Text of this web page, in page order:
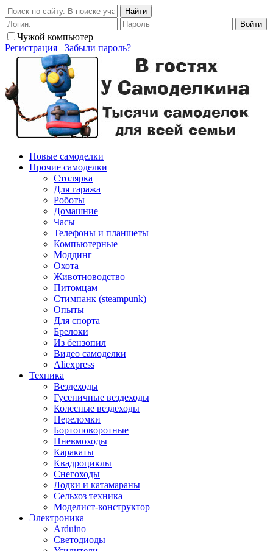
Найти
Войти
Чужой компьютер
Регистрация
Забыли пароль?
Новые самоделки
Прочие самоделки
Столярка
Для гаража
Роботы
Домашние
Часы
Телефоны и планшеты
Компьютерные
Моддинг
Охота
Животноводство
Питомцам
Стимпанк (steampunk)
Опыты
Для спорта
Брелоки
Из бензопил
Видео самоделки
Aliexpress
Техника
Вездеходы
Гусеничные вездеходы
Колесные вездеходы
Переломки
Бортоповоротные
Пневмоходы
Каракаты
Квадроциклы
Снегоходы
Лодки и катамараны
Сельхоз техника
Моделист-конструктор
Электроника
Arduino
Светодиоды